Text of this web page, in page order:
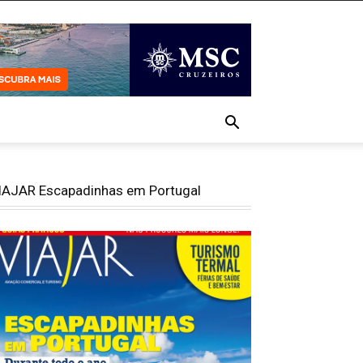
Escapadinhas em Portugal